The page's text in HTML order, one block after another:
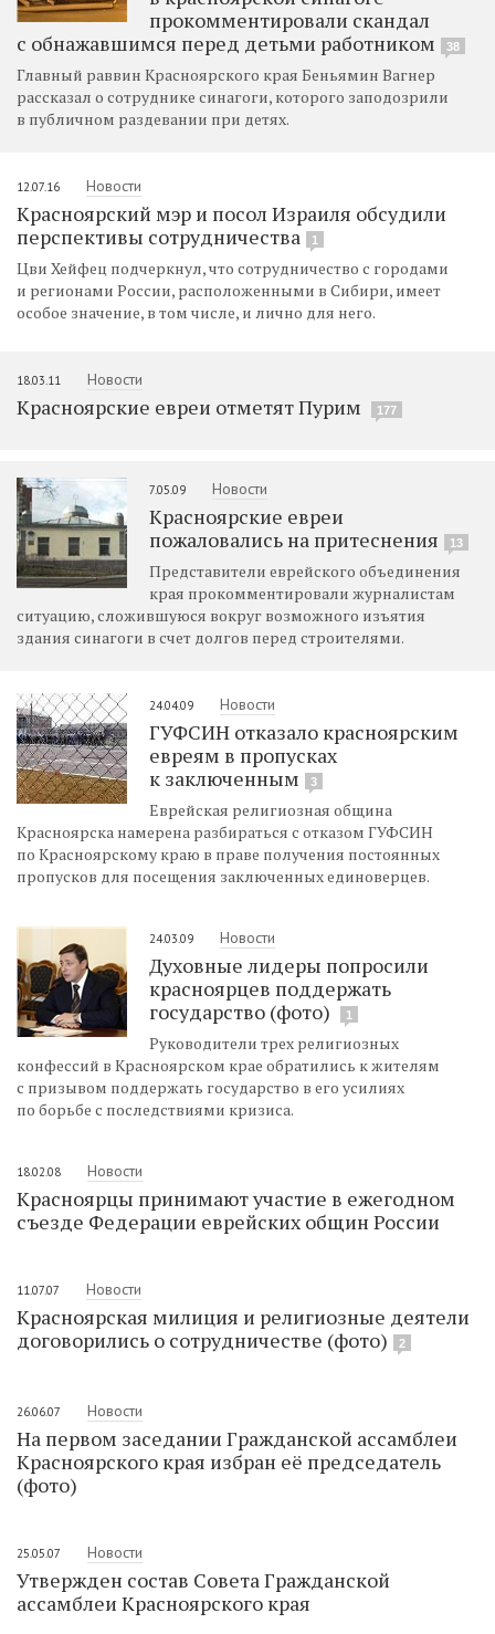
прокомментировали скандал
с обнажавшимся перед детьми работником
38
Главный раввин Красноярского края Беньямин Вагнер
рассказал о сотруднике синагоги, которого заподозрили
в публичном раздевании при детях.
12.07.16 Новости
Красноярский мэр и посол Израиля обсудили
перспективы сотрудничества
1
Цви Хейфец подчеркнул, что сотрудничество с городами
и регионами России, расположенными в Сибири, имеет
особое значение, в том числе, и лично для него.
18.03.11 Новости
Красноярские евреи отметят Пурим 177
7.05.09 Новости
Красноярские евреи
пожаловались на притеснения
13
Представители еврейского объединения
края прокомментировали журналистам
ситуацию, сложившуюся вокруг возможного изъятия
здания синагоги в счет долгов перед строителями.
24.04.09 Новости
ГУФСИН отказало красноярским
евреям в пропусках
к заключенным
3
Еврейская религиозная община
Красноярска намерена разбираться с отказом ГУФСИН
по Красноярскому краю в праве получения постоянных
пропусков для посещения заключенных единоверцев.
24.03.09 Новости
Духовные лидеры попросили
красноярцев поддержать
государство (фото)
1
Руководители трех религиозных
конфессий в Красноярском крае обратились к жителям
с призывом поддержать государство в его усилиях
по борьбе с последствиями кризиса.
18.02.08 Новости
Красноярцы принимают участие в ежегодном
съезде Федерации еврейских общин России
11.07.07 Новости
Красноярская милиция и религиозные деятели
договорились о сотрудничестве (фото)
2
26.06.07 Новости
На первом заседании Гражданской ассамблеи
Красноярского края избран её председатель
(фото)
25.05.07 Новости
Утвержден состав Совета Гражданской
ассамблеи Красноярского края